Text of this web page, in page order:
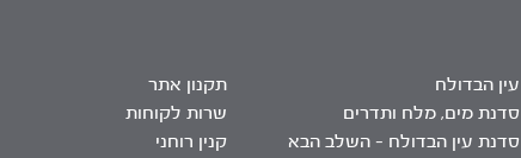
עין הבדולח
סדנת מים, מלח ותדרים
סדנת עין הבדולח – השלב הבא
תקנון אתר
שרות לקוחות
קנין רוחני